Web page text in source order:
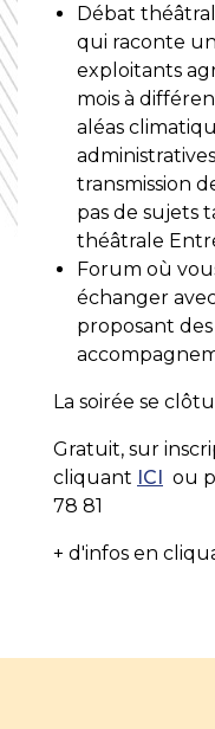
Débat
qui raconte
exploitants
mois à
aléas
transmission
pas de sujets
théâtrale
Forum où
échanger
proposant
La soirée se
Gratuit, sur
cliquant ICI
ou
78 81
+ d'infos en